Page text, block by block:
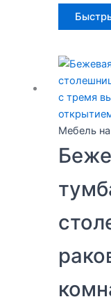
Мебель на